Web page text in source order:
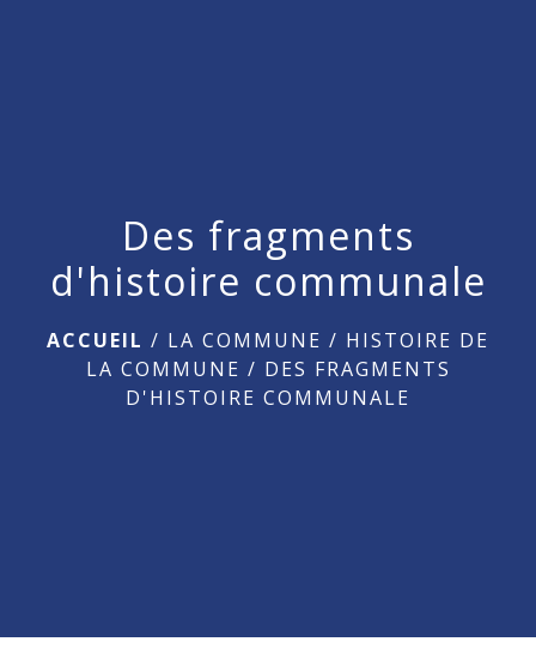
Des fragments
d'histoire communale
ACCUEIL / LA COMMUNE / HISTOIRE DE
LA COMMUNE / DES FRAGMENTS
D'HISTOIRE COMMUNALE